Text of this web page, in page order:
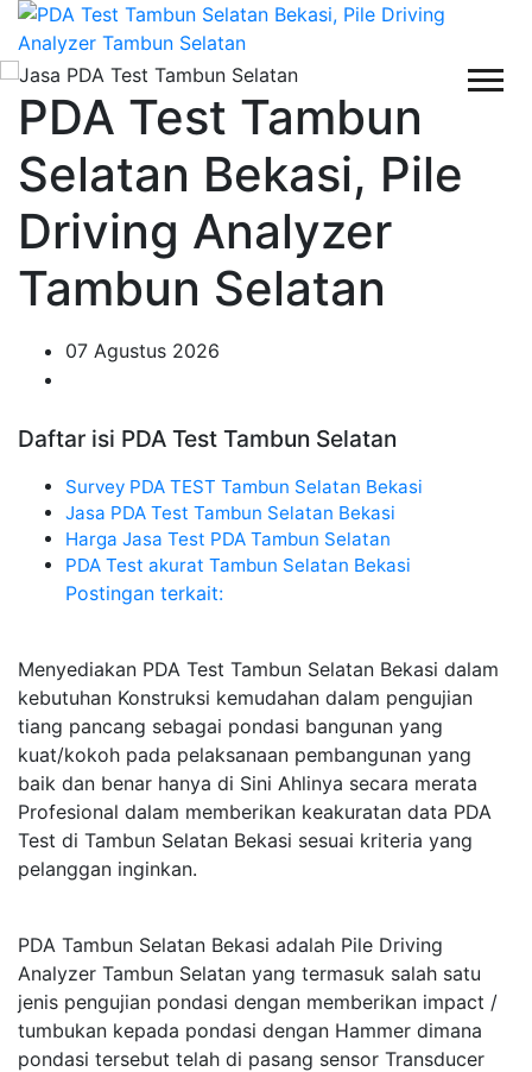
PDA Test Tambun
Selatan Bekasi, Pile
Driving Analyzer
Tambun Selatan
07 Agustus 2026
Daftar isi PDA Test Tambun Selatan
Survey PDA TEST Tambun Selatan Bekasi
Jasa PDA Test Tambun Selatan Bekasi
Harga Jasa Test PDA Tambun Selatan
PDA Test akurat Tambun Selatan Bekasi
Postingan terkait:
Menyediakan PDA Test Tambun Selatan Bekasi dalam
kebutuhan Konstruksi kemudahan dalam pengujian
tiang pancang sebagai pondasi bangunan yang
kuat/kokoh pada pelaksanaan pembangunan yang
baik dan benar hanya di Sini Ahlinya secara merata
Profesional dalam memberikan keakuratan data PDA
Test di Tambun Selatan Bekasi sesuai kriteria yang
pelanggan inginkan.
PDA Tambun Selatan Bekasi adalah Pile Driving
Analyzer Tambun Selatan yang termasuk salah satu
jenis pengujian pondasi dengan memberikan impact /
tumbukan kepada pondasi dengan Hammer dimana
pondasi tersebut telah di pasang sensor Transducer